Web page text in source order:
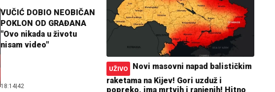
VUČIĆ DOBIO NEOBIČAN
POKLON OD GRAĐANA
"Ovo nikada u životu
nisam video"
18:14 42
UŽIVO
Novi masovni napad balističkim
raketama na Kijev! Gori uzduž i
popreko, ima mrtvih i ranjenih! Hitno